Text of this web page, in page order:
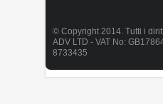
© Copyright 2014. Tutti i
ADV LTD - VAT No:
8733435